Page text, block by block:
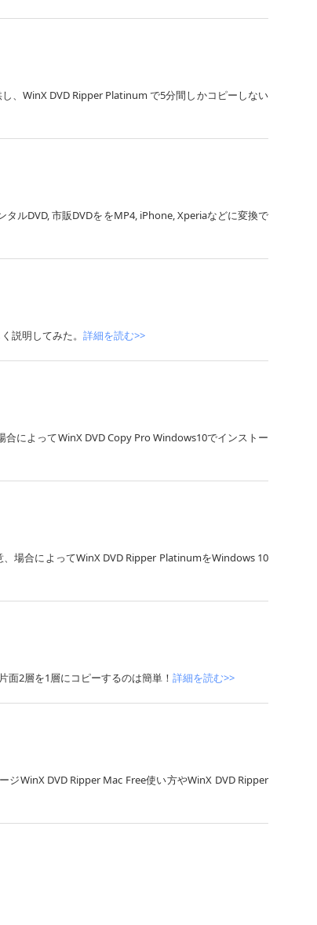
、WinX DVD Ripper Platinum で5分間しかコピーしない
ルDVD, 市販DVDををMP4, iPhone, Xperiaなどに変換で
説明してみた。 詳細を読む>>
によってWinX DVD Copy Pro Windows10でインストー
場合によってWinX DVD Ripper PlatinumをWindows 10
面2層を1層にコピーするのは簡単！ 詳細を読む>>
WinX DVD Ripper Mac Free使い方やWinX DVD Ripper